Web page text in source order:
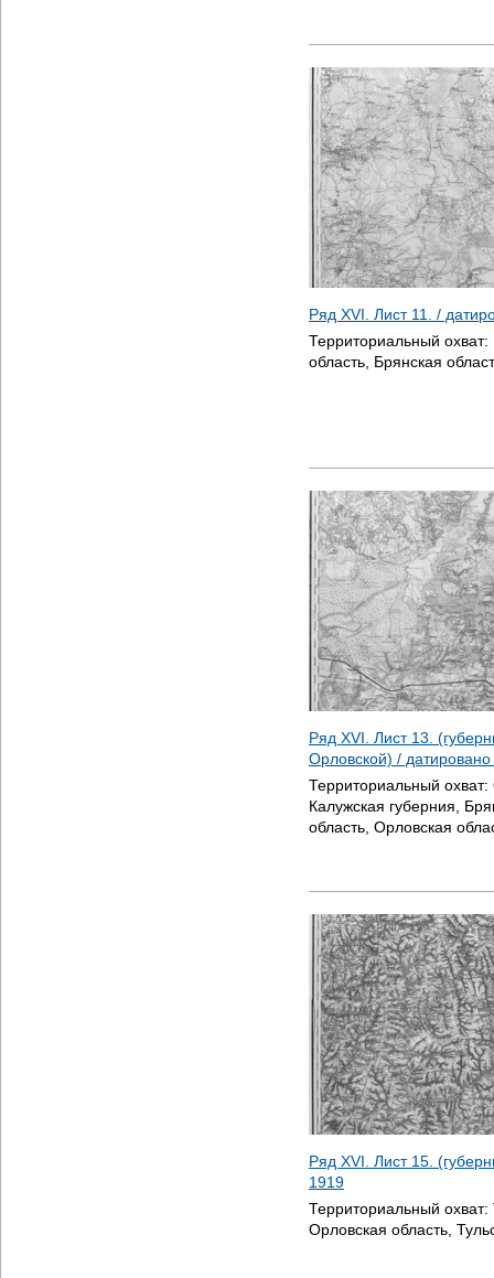
Ряд XVI. Лист 11. /
Территориальный охват:
область, Брянская
Ряд XVI. Лист 13.
Орловской) / датировано
Территориальный охват:
Калужская губерния,
область, Орловская
Ряд XVI. Лист 15.
1919
Территориальный охват:
Орловская область,